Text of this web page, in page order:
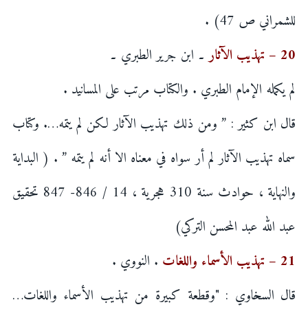
للشمراني ص 47) .
20 – تهذيب الآثار
۔ ابن جرير الطبري ۔
لم يكمله الإمام الطبري . والكتاب مرتب على المسانيد .
قال ابن كثير : ” ومن ذلك تهذيب الآثار لكن لم يتمه…. وكتاب
سماه تهذيب الآثار لم أر سواه في معناه الا أنه لم يتمه ” . ( البداية
والنهاية ، حوادث سنة 310 هجرية ، 14 / 846- 847 تحقيق
عبد الله عبد المحسن التركي)
21 – تهذيب الأسماء واللغات
. النووي .
قال السخاوي : "وقطعة كبيرة من تهذيب الأسماء واللغات…